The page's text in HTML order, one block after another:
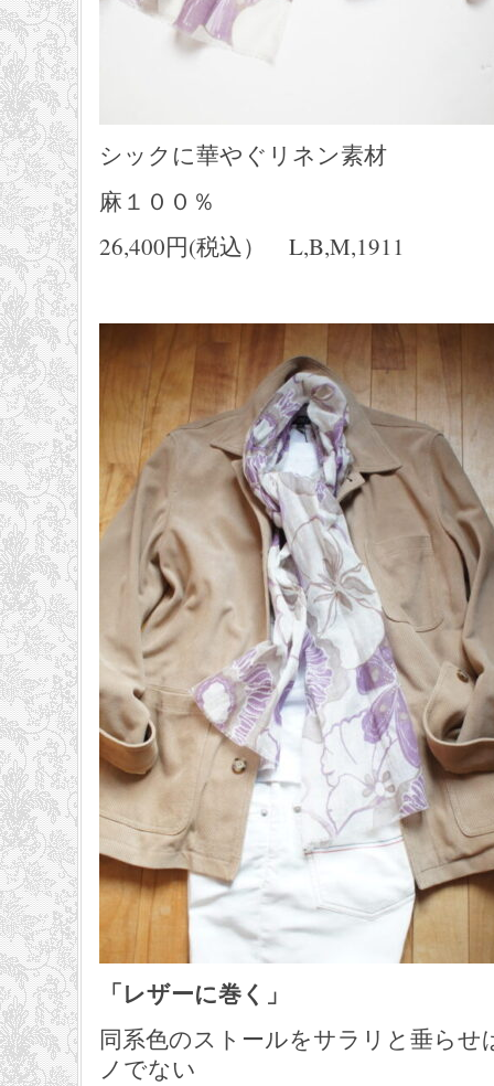
シックに華やぐリネン素材
麻１００％
26,400円(税込） L,B,M,1911
「レザーに巻く」
同系色のストールをサラリと垂ら
ノでない